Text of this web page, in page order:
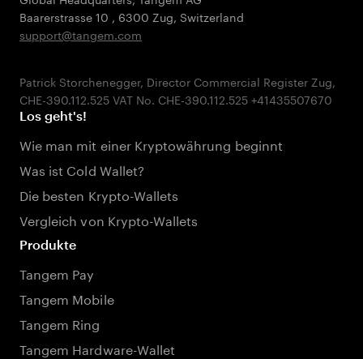
Baarerstrasse 10 , 6300 Zug, Switzerland
support@tangem.com
Patrick Storchenegger, Director Commercial Register Zug,
Los geht's!
Wie man mit einer Kryptowährung beginnt
Was ist Cold Wallet?
Die besten Krypto-Wallets
Vergleich von Krypto-Wallets
Produkte
Tangem Pay
Tangem Mobile
Tangem Ring
Tangem Hardware-Wallet